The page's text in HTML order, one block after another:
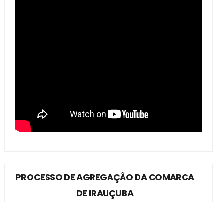
PROCESSO DE AGREGAÇÃO DA COMARCA
DE IRAUÇUBA